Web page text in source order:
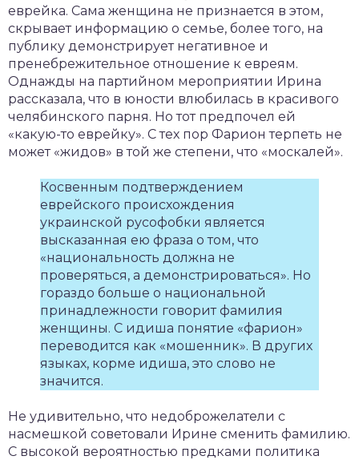
еврейка. Сама женщина не признается в этом,
скрывает информацию о семье, более того, на
публику демонстрирует негативное и
пренебрежительное отношение к евреям.
Однажды на партийном мероприятии Ирина
рассказала, что в юности влюбилась в красивого
челябинского парня. Но тот предпочел ей
«какую-то еврейку». С тех пор Фарион терпеть не
может «жидов» в той же степени, что «москалей».
Косвенным подтверждением
еврейского происхождения
украинской русофобки является
высказанная ею фраза о том, что
«национальность должна не
проверяться, а демонстрироваться». Но
гораздо больше о национальной
принадлежности говорит фамилия
женщины. С идиша понятие «фарион»
переводится как «мошенник». В других
языках, корме идиша, это слово не
значится.
Не удивительно, что недоброжелатели с
насмешкой советовали Ирине сменить фамилию.
С высокой вероятностью предками политика